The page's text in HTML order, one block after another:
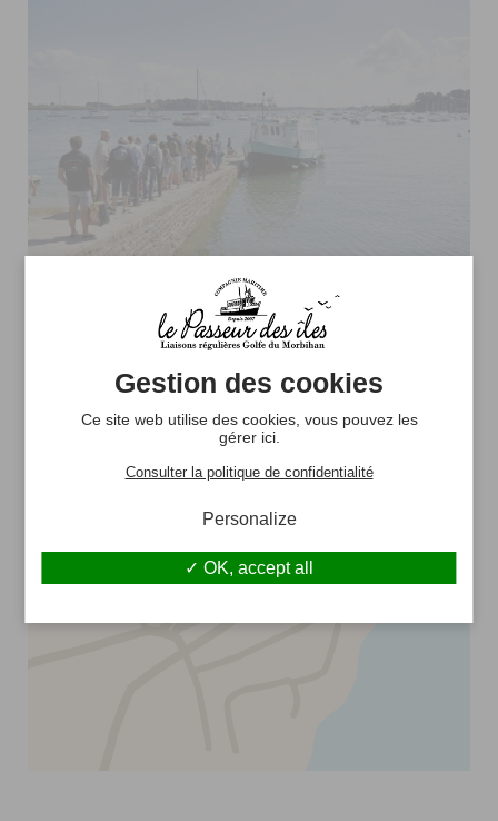
Embarcadère : Kerners
56640 Arzon
ITINÉRAIRE
Gestion des cookies
Ce site web utilise des cookies, vous pouvez les
gérer ici.
Consulter la politique de confidentialité
Personalize
OK, accept all